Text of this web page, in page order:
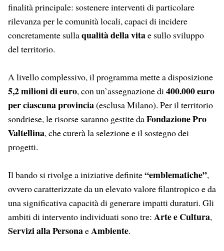
finalità principale: sostenere interventi di particolare
rilevanza per le comunità locali, capaci di incidere
concretamente sullaqualità della vitae sullo sviluppo
del territorio.
A livello complessivo, il programma mette a disposizione
5,2 milioni di euro, con un’assegnazione di 400.000 euro
per ciascuna provincia(esclusa Milano). Per il territorio
sondriese, le risorse saranno gestite daFondazione Pro
Valtellina, che curerà la selezione e il sostegno dei
progetti.
Il bando si rivolge a iniziative definite“emblematiche”,
ovvero caratterizzate da un elevato valore filantropico e da
una significativa capacità di generare impatti duraturi. Gli
ambiti di intervento individuati sono tre: Arte e Cultura,
Servizi alla PersonaeAmbiente.